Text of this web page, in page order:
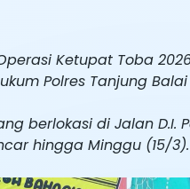
Ketupat Toba
Polres Tanjung
berlokasi di Jalan D.I.
hingga Minggu (15/3).